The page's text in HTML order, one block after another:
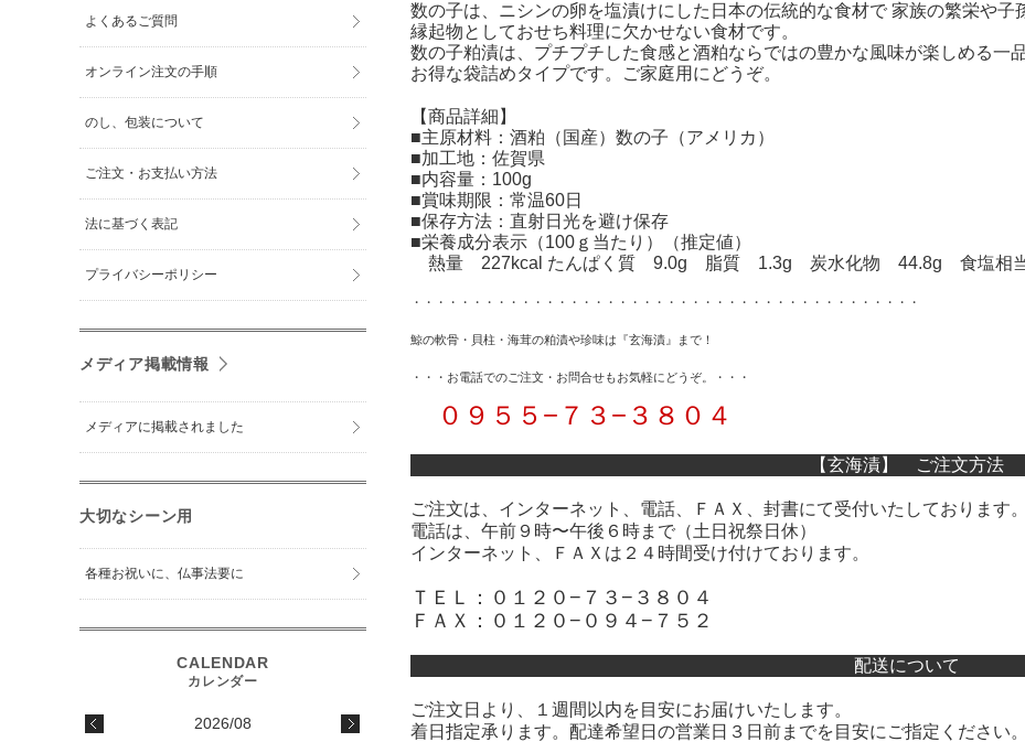
数の子は、ニシンの卵を塩漬けにした日本の伝統的な食材で 家族の繁栄や子
縁起物としておせち料理に欠かせない食材です。
数の子粕漬は、プチプチした食感と酒粕ならではの豊かな風味が楽しめる一品
お得な袋詰めタイプです。ご家庭用にどうぞ。
【商品詳細】
■主原材料：酒粕（国産）数の子（アメリカ）
■加工地：佐賀県
■内容量：100g
■賞味期限：常温60日
■保存方法：直射日光を避け保存
■栄養成分表示（100ｇ当たり）（推定値）
熱量 227kcal たんぱく質 9.0g 脂質 1.3g 炭水化物 44.8g 食塩相
・・・・・・・・・・・・・・・・・・・・・・・・・・・・・・・・・・・・・・・・・・
鯨の軟骨・貝柱・海茸の粕漬や珍味は『玄海漬』まで！
・・・ お電話でのご注文・お問合せもお気軽にどうぞ 。・・・
０９５５−７３−３８０４
【玄海漬】 ご注文方法
ご注文は、インターネット、電話、ＦＡＸ、封書にて受付いたしております。
電話は、午前９時〜午後６時まで（土日祝祭日休）
インターネット、ＦＡＸは２４時間受け付けております。
ＴＥＬ：０１２０−７３−３８０４
ＦＡＸ：０１２０−０９４−７５２
配送について
ご注文日より、１週間以内を目安にお届けいたします。
着日指定承ります。配達希望日の営業日３日前までを目安にご指定ください
よくあるご質問
オンライン注文の手順
のし、包装について
ご注文・お支払い方法
法に基づく表記
プライバシーポリシー
メディア掲載情報
メディアに掲載されました
大切なシーン用
各種お祝いに、仏事法要に
2026/08